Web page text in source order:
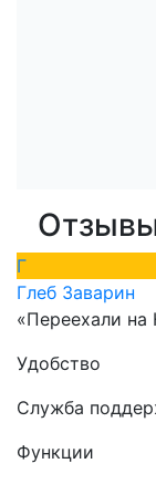
Г
Глеб Заварин
«Переехали
Удобство
Служба
Функции